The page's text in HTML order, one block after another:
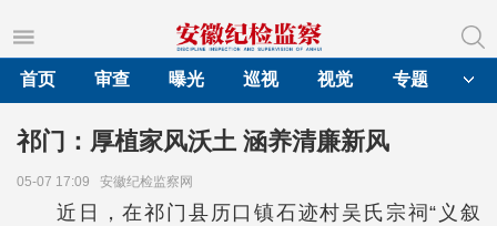
首页
审查 曝光 巡视 视觉 专题
祁门：厚植家风沃土 涵养清廉新风
05-07 17:09 安徽纪检监察网
近日，在祁门县历口镇石迹村吴氏宗祠“义叙